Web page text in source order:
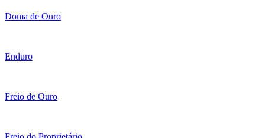
Doma de Ouro
Enduro
Freio de Ouro